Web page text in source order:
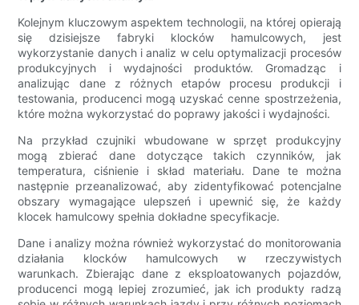
Kolejnym kluczowym aspektem technologii, na której opierają
się dzisiejsze fabryki klocków hamulcowych, jest
wykorzystanie danych i analiz w celu optymalizacji procesów
produkcyjnych i wydajności produktów. Gromadząc i
analizując dane z różnych etapów procesu produkcji i
testowania, producenci mogą uzyskać cenne spostrzeżenia,
które można wykorzystać do poprawy jakości i wydajności.
Na przykład czujniki wbudowane w sprzęt produkcyjny
mogą zbierać dane dotyczące takich czynników, jak
temperatura, ciśnienie i skład materiału. Dane te można
następnie przeanalizować, aby zidentyfikować potencjalne
obszary wymagające ulepszeń i upewnić się, że każdy
klocek hamulcowy spełnia dokładne specyfikacje.
Dane i analizy można również wykorzystać do monitorowania
działania klocków hamulcowych w rzeczywistych
warunkach. Zbierając dane z eksploatowanych pojazdów,
producenci mogą lepiej zrozumieć, jak ich produkty radzą